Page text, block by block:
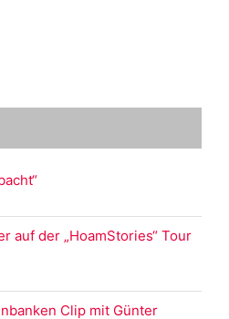
auf der „HoamStories“ Tour
Clip mit Günter